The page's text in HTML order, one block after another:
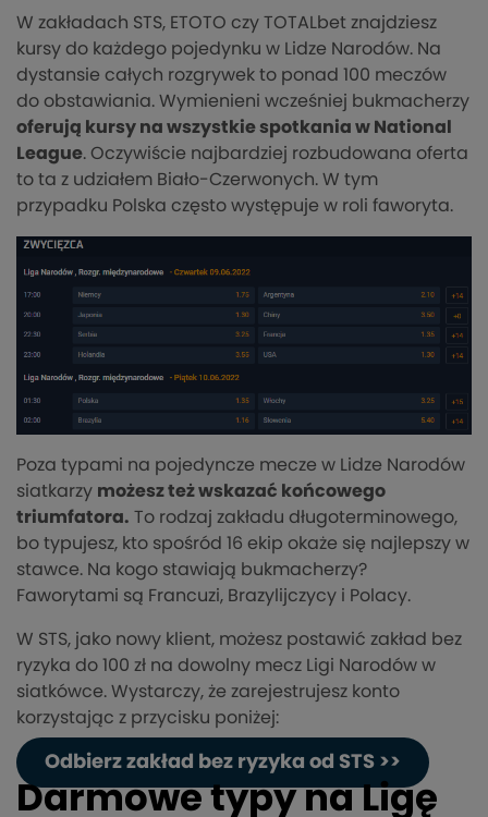
W zakładach STS, ETOTO czy TOTALbet znajdziesz
kursy do każdego pojedynku w Lidze Narodów. Na
dystansie całych rozgrywek to ponad 100 meczów
do obstawiania. Wymienieni wcześniej bukmacherzy
oferują kursy na wszystkie spotkania w National
League. Oczywiście najbardziej rozbudowana oferta
to ta z udziałem Biało-Czerwonych. W tym
przypadku Polska często występuje w roli faworyta.
Poza typami na pojedyncze mecze w Lidze Narodów
siatkarzy możesz też wskazać końcowego
triumfatora. To rodzaj zakładu długoterminowego,
bo typujesz, kto spośród 16 ekip okaże się najlepszy w
stawce. Na kogo stawiają bukmacherzy?
Faworytami są Francuzi, Brazylijczycy i Polacy.
W STS, jako nowy klient, możesz postawić zakład bez
ryzyka do 100 zł na dowolny mecz Ligi Narodów w
siatkówce. Wystarczy, że zarejestrujesz konto
korzystając z przycisku poniżej:
Odbierz zakład bez ryzyka od STS >>
Darmowe typy na Ligę